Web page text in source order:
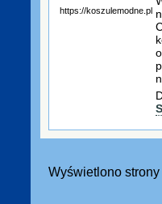
https://koszulemodne.pl
Wyświetlono